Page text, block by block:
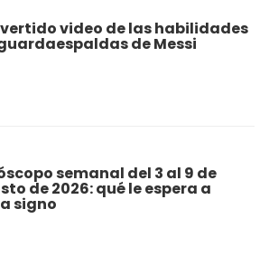
video de las habilidades
de Messi
semanal del 3 al 9 de
de 2026: qué le espera a
signo